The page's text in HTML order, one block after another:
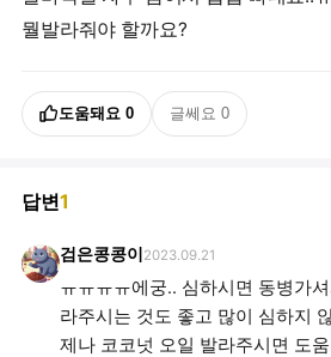
뭘발라줘야 할까요?
도움돼요 0 글쎄요 0
답변1
검은콩콩이 2023.09.21
ㅠㅠㅠㅠ에궁.. 심하시면 동병가
라주시는 것도 좋고 많이 심하지
제나 코코넛 오일 발라주시면 도